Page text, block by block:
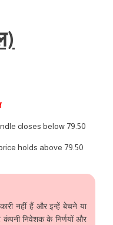
closes below 79.50
holds above 79.50
नहीं हैं और इन्हें बेचने या
कंपनी निवेशक के निर्णयों और